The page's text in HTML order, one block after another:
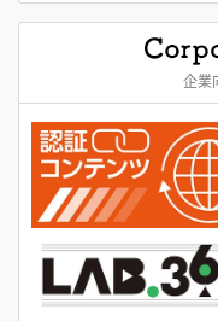
企業